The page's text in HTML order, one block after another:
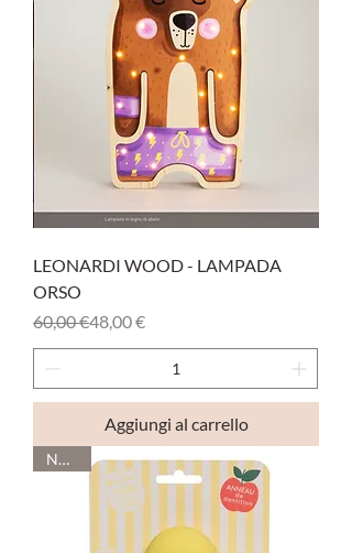
LEONARDI WOOD - LAMPADA
ORSO
Prezzo regolare
60,00 €
Prezzo scontato
48,00 €
Aggiungi al carrello
Novità